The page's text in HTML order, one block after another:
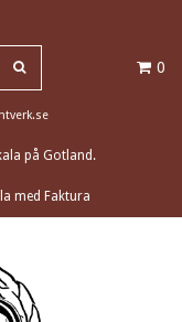
0
på Gotland.
med Faktura